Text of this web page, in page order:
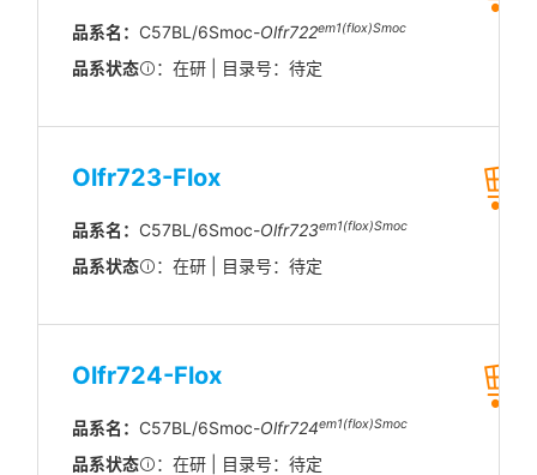
品系名： C57BL/6Smoc-Olfr722em1(flox)Smoc
品系状态 ：在研 | 目录号：待定
Olfr723-Flox
品系名： C57BL/6Smoc-Olfr723em1(flox)Smoc
品系状态 ：在研 | 目录号：待定
Olfr724-Flox
品系名： C57BL/6Smoc-Olfr724em1(flox)Smoc
品系状态 ：在研 | 目录号：待定